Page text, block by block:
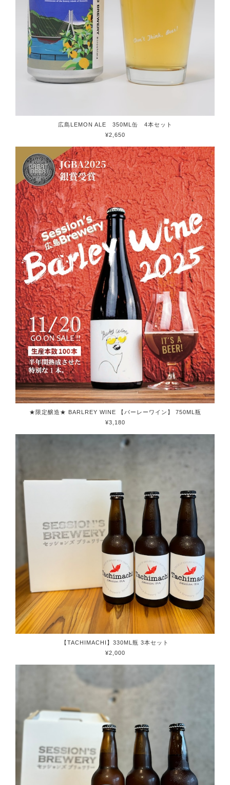
広島LEMON ALE 350ML缶 4本セット
¥2,650
★限定醸造★ BARLREY WINE 【バーレーワイン】 750ML瓶
¥3,180
【TACHIMACHI】330ML瓶 3本セット
¥2,000